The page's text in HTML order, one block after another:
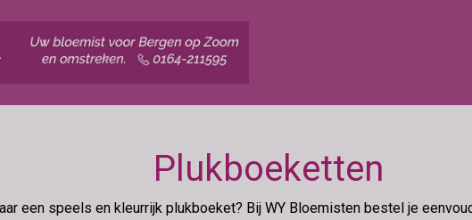
Plukboeketten
een speels en kleurrijk plukboeket? Bij WY Bloemisten bestel je